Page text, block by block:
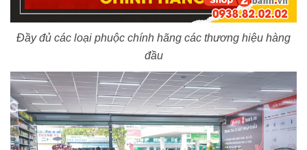
Đầy đủ các loại phuộc chính hãng các thương hiệu hàng
đầu